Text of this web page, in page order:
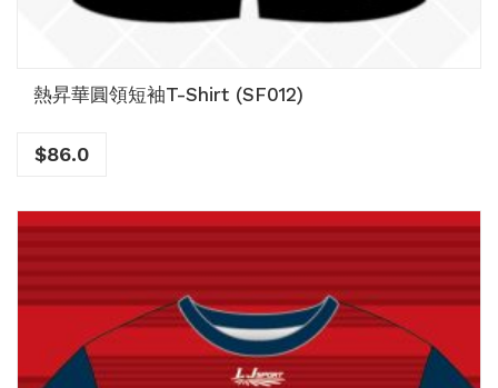
熱昇華圓領短袖T-Shirt (SF012)
$86.0